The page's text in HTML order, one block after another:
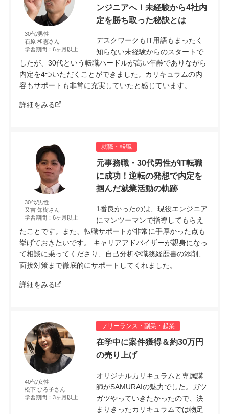
30代/男性
石原 和憲さん
学習期間：6ヶ月以上
ンジニアへ！未経験から4社内
定を勝ち取った秘訣とは
デスクワークもIT用語もまったく
知らない未経験からのスタートで
したが、30代という転職ハードルが高い年齢でありながら
内定を4ついただくことができました。カリキュラムの内
容もサポートも非常に充実していたと感じています。
詳細をみる
就職・転職
30代/男性
又吉 知樹さん
学習期間：6ヶ月以上
元事務職・30代男性がIT転職
に成功！逆転の発想で内定を
掴んだ就業活動の軌跡
1番良かったのは、現役エンジニア
にマンツーマンで指導してもらえ
たことです。また、転職サポートが非常に手厚かった点も
挙げておきたいです。 キャリアアドバイザーが親身になっ
て相談に乗ってくださり、自己分析や職務経歴書の添削、
面接対策まで徹底的にサポートしてくれました。
詳細をみる
フリーランス・副業・起業
40代/女性
松下 ひろ子さん
学習期間：3ヶ月以上
在学中に案件獲得＆約30万円
の売り上げ
オリジナルカリキュラムと専属講
師がSAMURAIの魅力でした。ガツ
ガツやっていきたかったので、決
まりきったカリキュラムでは物足